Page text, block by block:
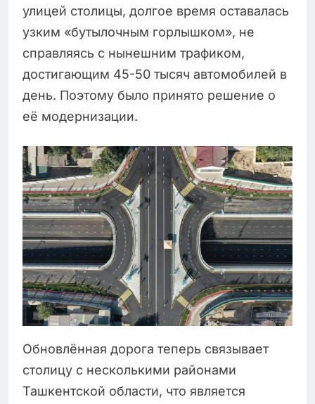
улицей столицы, долгое время оставалась
узким «бутылочным горлышком», не
справляясь с нынешним трафиком,
достигающим 45-50 тысяч автомобилей в
день. Поэтому было принято решение о
её модернизации.
Обновлённая дорога теперь связывает
столицу с несколькими районами
Ташкентской области, что является